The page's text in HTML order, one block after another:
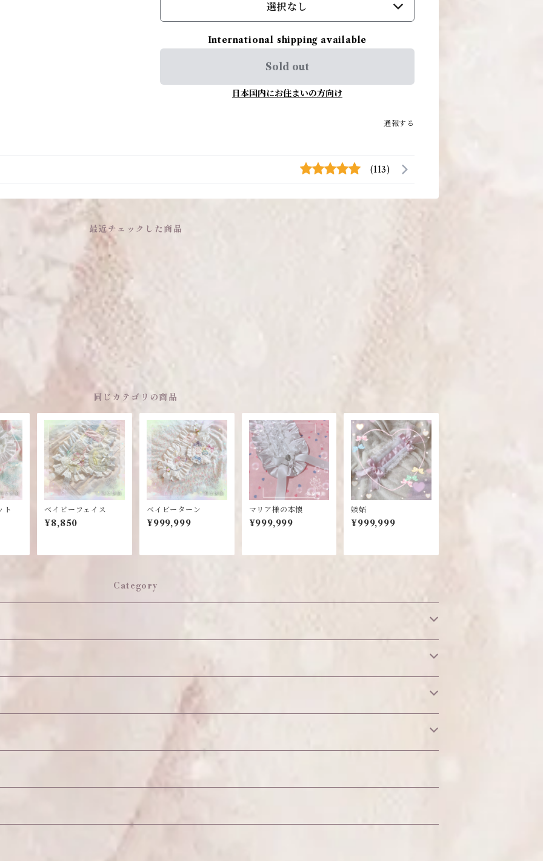
選択なし
International shipping available
Sold out
日本国内にお住まいの方向け
通報する
(113)
最近チェックした商品
同じカテゴリの商品
ト ベイビーフェイス
¥8,850
ベイビーターン
¥999,999
マリア様の本懐
¥999,999
嫉妬
¥999,999
Category